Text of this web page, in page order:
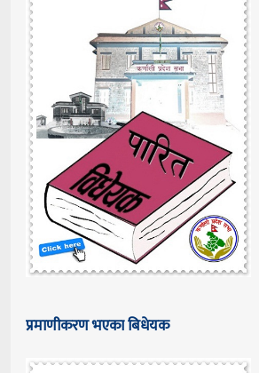
प्रमाणीकरण भएका बिधेयक